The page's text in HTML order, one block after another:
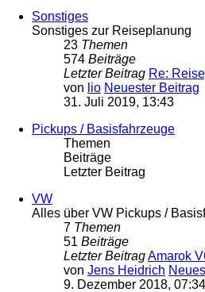
Sonstiges
Sonstiges zur Reiseplanung
23 Themen
574 Beiträge
Letzter Beitrag Re:
von lio Neuester Beitrag
31. Juli 2019, 13:43
Pickups / Basisfahrzeuge
Themen
Beiträge
Letzter Beitrag
VW
Alles über VW Pickups /
7 Themen
51 Beiträge
Letzter BeitragAmarok
von Jens Heidrich
9. Dezember 2018, 07:34